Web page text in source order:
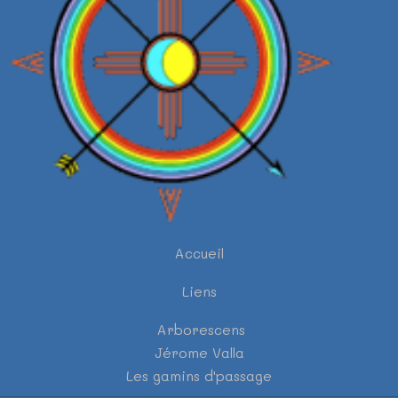
Accueil
Liens
Arborescens
Jérome Valla
Les gamins d'passage